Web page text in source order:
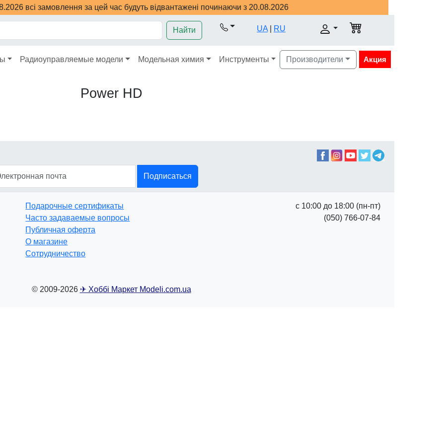
всі замовлення за цей час будуть відвантажені починаючи з 20.08.2026
Найти UA RU
Радиоуправляемые модели Модельная химия Инструменты Производители Акция
Power HD
Подписаться
Подарочные сертификаты
Часто задаваемые вопросы
Публичная оферта
О магазине
Сотрудничество
с 10:00 до 18:00 (пн-пт)
(050) 766-07-84
© 2009-2026 ✈ Хоббі Маркет Modeli.com.ua